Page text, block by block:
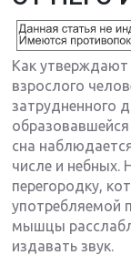
Как утверждают
взрослого
затрудненного
сна
числе и небных.
перегородку,
употребляемой
мышцы
издавать звук.